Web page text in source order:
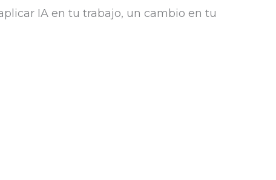
IA en tu trabajo, un cambio en tu